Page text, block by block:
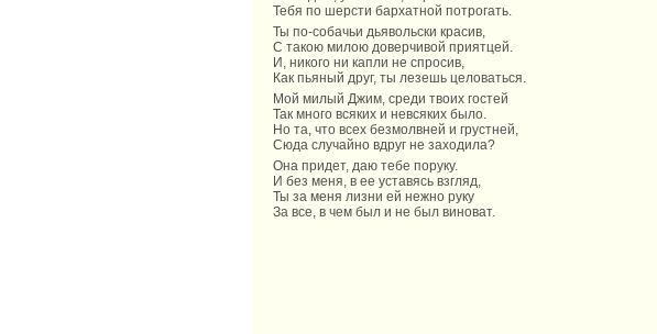
Тебя по шерсти бархатной потрогать.
Ты по-собачьи дьявольски красив,
С такою милою доверчивой приятцей.
И, никого ни капли не спросив,
Как пьяный друг, ты лезешь целоваться.
Мой милый Джим, среди твоих гостей
Так много всяких и невсяких было.
Но та, что всех безмолвней и грустней,
Сюда случайно вдруг не заходила?
Она придет, даю тебе поруку.
И без меня, в ее уставясь взгляд,
Ты за меня лизни ей нежно руку
За все, в чем был и не был виноват.